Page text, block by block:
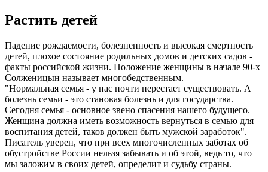
Растить детей
Падение рождаемости, болезненность и высокая смертность
детей, плохое состояние родильных домов и детских садов -
факты российской жизни. Положение женщины в начале 90-х
Солженицын называет многобедственным.
"Нормальная семья - у нас почти перестает существовать. А
болезнь семьи - это становая болезнь и для государства.
Сегодня семья - основное звено спасения нашего будущего.
Женщина должна иметь возможность вернуться в семью для
воспитания детей, таков должен быть мужской заработок".
Писатель уверен, что при всех многочисленных заботах об
обустройстве России нельзя забывать и об этой, ведь то, что
мы заложим в своих детей, определит и судьбу страны.